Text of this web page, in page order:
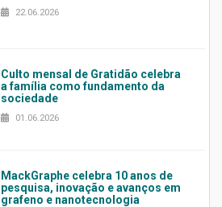
22.06.2026
Culto mensal de Gratidão celebra
a família como fundamento da
sociedade
01.06.2026
MackGraphe celebra 10 anos de
pesquisa, inovação e avanços em
grafeno e nanotecnologia